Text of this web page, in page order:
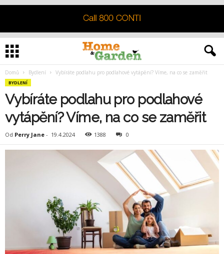
Domů Bydlení Vybíráte podlahu pro podlahové vytápění? Víme, na co se zaměřit
BYDLENÍ
Vybíráte podlahu pro podlahové
vytápění? Víme, na co se zaměřit
Od Perry Jane - 19.4.2024 1388 0